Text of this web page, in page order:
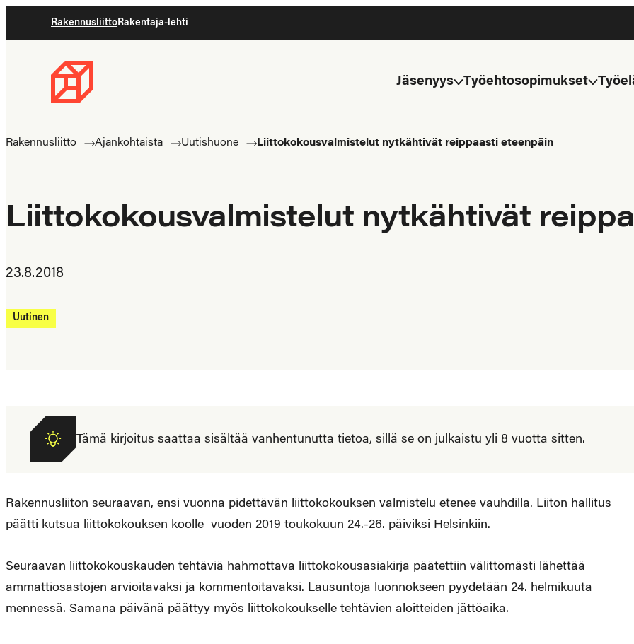
suoraan
RakennusliittoRakentaja-lehti
Rakennusliitto
ammattilaisten
Jäsenyys Työehtosopimukset
Rakennusliitto Ajankohtaista Uutishuone Liittokokousvalmistelut nytkähtivät reippaasti eteenpäin
Liittokokousvalmistelut nytkähtivät
23.8.2018
Uutinen
Tämä kirjoitus saattaa sisältää vanhentunutta tietoa, sillä se on julkaistu yli 8 vuotta sitten.
Rakennusliiton seuraavan, ensi vuonna pidettävän liittokokouksen valmistelu etenee vauhdilla. Liiton hallitus
päätti kutsua liittokokouksen koolle vuoden 2019 toukokuun 24.-26. päiviksi Helsinkiin.
Seuraavan liittokokouskauden tehtäviä hahmottava liittokokousasiakirja päätettiin välittömästi lähettää
ammattiosastojen arvioitavaksi ja kommentoitavaksi. Lausuntoja luonnokseen pyydetään 24. helmikuuta
mennessä. Samana päivänä päättyy myös liittokokoukselle tehtävien aloitteiden jättöaika.